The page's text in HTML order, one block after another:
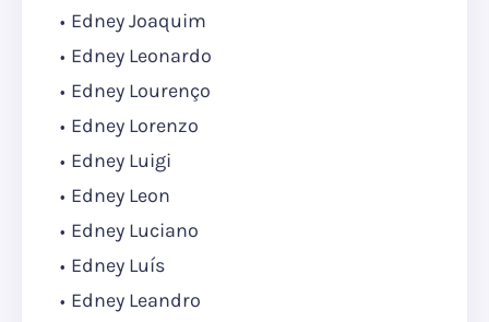
Edney Joaquim
Edney Leonardo
Edney Lourenço
Edney Lorenzo
Edney Luigi
Edney Leon
Edney Luciano
Edney Luís
Edney Leandro